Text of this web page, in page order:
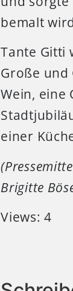
bemalt
Tante Gitti
Große und
Wein, eine
einer
Brigitte
Views: 4